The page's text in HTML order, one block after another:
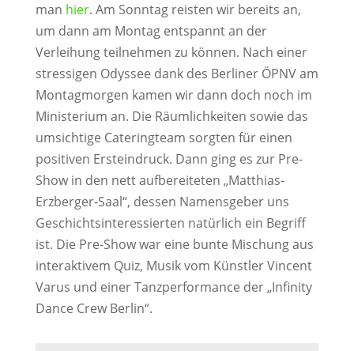
man hier. Am Sonntag reisten wir bereits an,
um dann am Montag entspannt an der
Verleihung teilnehmen zu können. Nach einer
stressigen Odyssee dank des Berliner ÖPNV am
Montagmorgen kamen wir dann doch noch im
Ministerium an. Die Räumlichkeiten sowie das
umsichtige Cateringteam sorgten für einen
positiven Ersteindruck. Dann ging es zur Pre-
Show in den nett aufbereiteten „Matthias-
Erzberger-Saal“, dessen Namensgeber uns
Geschichtsinteressierten natürlich ein Begriff
ist. Die Pre-Show war eine bunte Mischung aus
interaktivem Quiz, Musik vom Künstler Vincent
Varus und einer Tanzperformance der „Infinity
Dance Crew Berlin“.